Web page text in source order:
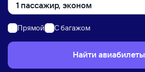
Прямой C багажом
Найти авиабилеты